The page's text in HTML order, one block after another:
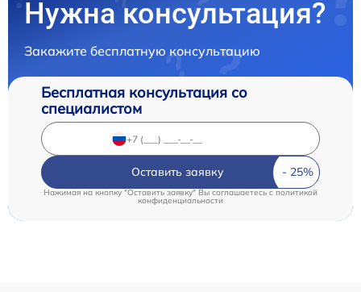
Нужна консультация?
Закажите бесплатную консультацию
Бесплатная консультация со
специалистом
Оставить заявку
Нажимая на кнопку "Оставить заявку" Вы соглашаетесь c политикой
конфиденциальности